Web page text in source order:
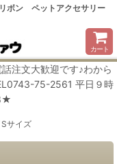
リボン ペットアクセサリー
カート
注文大歓迎です♪わから
75-2561 平日９時
サイズ